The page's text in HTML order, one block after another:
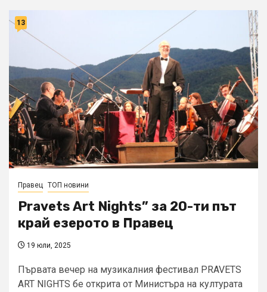
13
Правец ТОП новини
Pravets Art Nights” за 20-ти път
край езерото в Правец
19 юли, 2025
Първата вечер на музикалния фестивал PRAVETS
ART NIGHTS бе открита от Министъра на културата